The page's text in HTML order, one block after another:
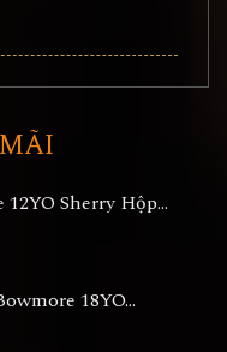
Sherry Hộp...
18YO...